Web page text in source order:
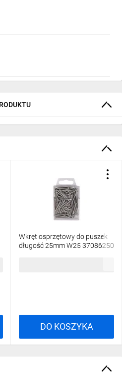
Wkręt osprzętowy do puszek
długość 25mm W25 37086250
DO KOSZYKA